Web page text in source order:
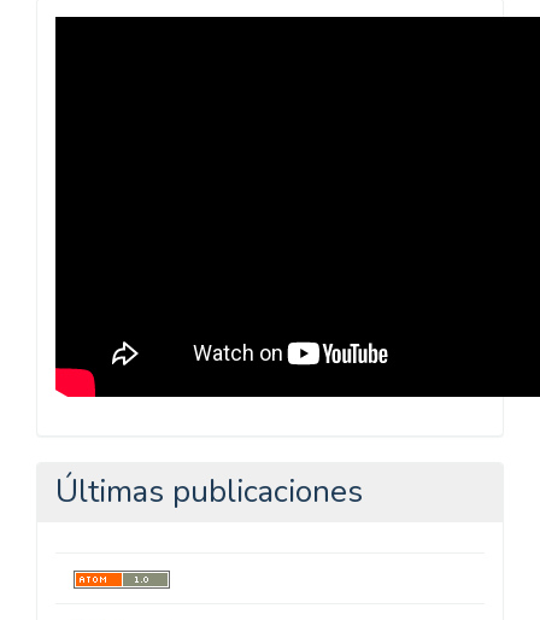
Revista
Últimas publicaciones